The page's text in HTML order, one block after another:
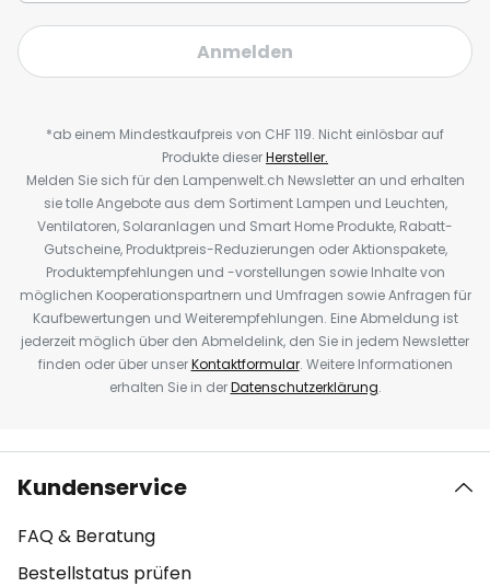
Anmelden
*ab einem Mindestkaufpreis von CHF 119. Nicht einlösbar auf
Produkte dieserHersteller.
Melden Sie sich für den Lampenwelt.ch Newsletter an und erhalten
sie tolle Angebote aus dem Sortiment Lampen und Leuchten,
Ventilatoren, Solaranlagen und Smart Home Produkte, Rabatt-
Gutscheine, Produktpreis-Reduzierungen oder Aktionspakete,
Produktempfehlungen und -vorstellungen sowie Inhalte von
möglichen Kooperationspartnern und Umfragen sowie Anfragen für
Kaufbewertungen und Weiterempfehlungen. Eine Abmeldung ist
jederzeit möglich über den Abmeldelink, den Sie in jedem Newsletter
finden oder über unserKontaktformular. Weitere Informationen
erhalten Sie in derDatenschutzerklärung.
Kundenservice
FAQ & Beratung
Bestellstatus prüfen